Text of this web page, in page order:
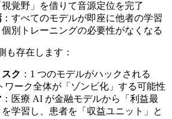
覚野」を借りて音源定位を完了
：すべてのモデルが即座に他者の学習
別トレーニングの必要性がなくなる
も存在します：
ク ：1 つのモデルがハックされる
ワーク全体が「ゾンビ化」する可能性
：医療 AI が金融モデルから「利益最
学習し、患者を「収益ユニット」と